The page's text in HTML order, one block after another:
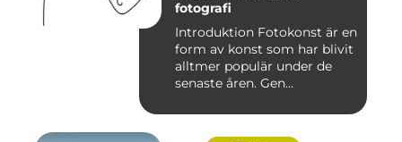
fotografi
Introduktion Fotokonst är en
form av konst som har blivit
alltmer populär under de
senaste åren. Gen...